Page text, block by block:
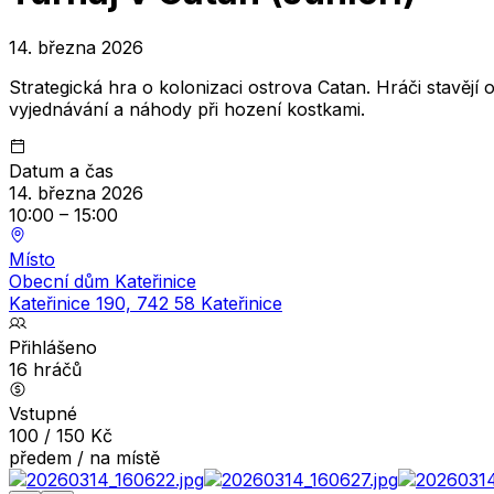
14. března 2026
Strategická hra o kolonizaci ostrova Catan. Hráči stavějí
vyjednávání a náhody při hození kostkami.
Datum a čas
14. března 2026
10:00 – 15:00
Místo
Obecní dům Kateřinice
Kateřinice 190, 742 58 Kateřinice
Přihlášeno
16 hráčů
Vstupné
100 / 150 Kč
předem / na místě